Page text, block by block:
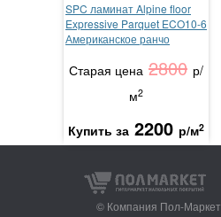
SPC ламинат Alpine floor
Expressive Parquet ECO10-6
Американское ранчо
Старая цена 2800 р/
м2
Купить за 2200 р/м2
© Компания Пол-Маркет,